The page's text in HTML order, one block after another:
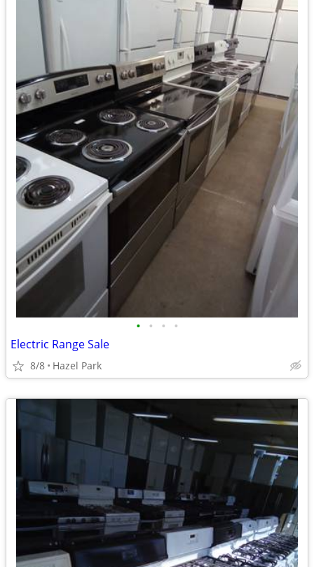
• • • •
Electric Range Sale
8/8 Hazel Park